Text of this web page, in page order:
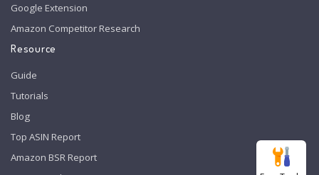
Google Extension
Amazon Competitor Research
Resource
Guide
Tutorials
Blog
Top ASIN Report
Amazon BSR Report